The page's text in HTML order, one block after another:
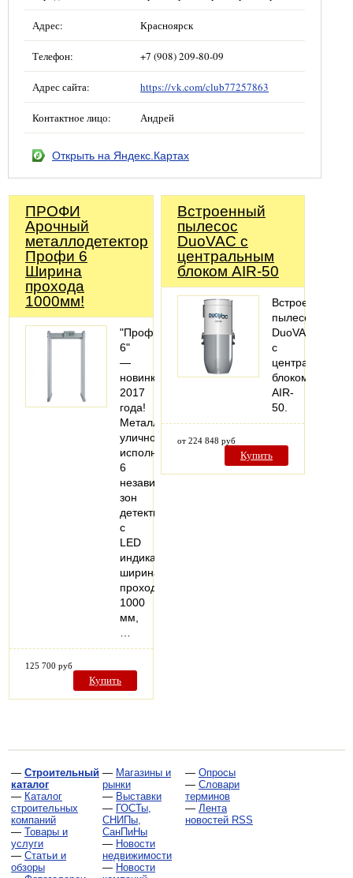
Адрес: Красноярск
Телефон: +7 (908) 209-80-09
Адрес сайта: https://vk.com/club77257863
Контактное лицо: Андрей
Открыть на Яндекс.Картах
ПРОФИ
Арочный
металлодетектор
Профи 6
Ширина
прохода
1000мм!
"Профи
6"
—
новинка
2017
года!
Металлодетектор
уличного
исполнения,
6
независимых
зон
детектирования
с
LED
индикацией,
ширина
прохода
1000
мм,
125 700 руб
Купить
Встроенный
пылесос
DuoVAC с
центральным
блоком AIR-50
Встроенный
пылесос
DuoVAC
с
центральным
блоком
AIR-
50.
от 224 848 руб
Купить
— Строительный
каталог
— Каталог
строительных
компаний
— Товары и
услуги
— Статьи и
обзоры
— Магазины и
рынки
— Выставки
— ГОСТы,
СНИПы,
СанПиНы
— Новости
недвижимости
— Новости
— Опросы
— Словари
терминов
— Лента
новостей RSS